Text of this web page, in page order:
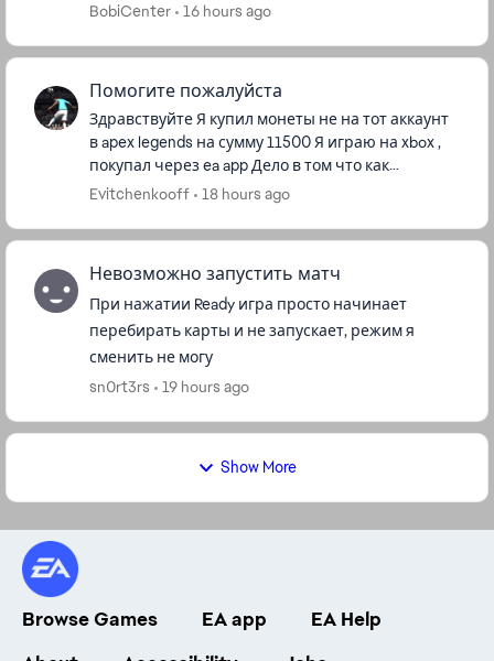
BobiCenter
16 hours ago
Помогите пожалуйста
Здравствуйте Я купил монеты не на тот аккаунт
в apex legends на сумму 11500 Я играю на xbox ,
покупал через ea app Дело в том что как
оказалось что я авторизовался на старой
Evitchenkooff 18 hours ago
Невозможно запустить матч
При нажатии Ready игра просто начинает
перебирать карты и не запускает, режим я
сменить не могу
sn0rt3rs
19 hours ago
Show More
Browse Games EA app
EA Help